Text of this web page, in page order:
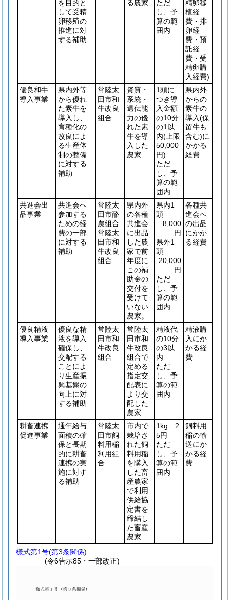
を目的と
して受精
卵移殖の
推進に対
する補助
る農家
ただ
し、予
算の範
囲内
精卵移
植経
費・排
卵経
費・預
託経
費・受
精卵購
入経費)
優良和牛
導入事業
県内外等
から優れ
た素牛を
導入し、
育種化の
改良によ
る生産体
制の整備
に対する
補助
常陸太
田市和
牛改良
組合
資質・
系統・
遺伝能
力の優
れた素
牛を導
入した
農家
1頭に
つき導
入金額
の10分
の1以
内(上限
50,000
円)
ただ
し、予
算の範
囲内
県内外
からの
素牛の
導入(保
留牛も
含む)に
かかる
経費
共進会出
品事業
共進会へ
参加する
ための経
費の一部
に対する
補助
常陸太
田市酪
農組合
常陸太
田市和
牛改良
組合
県内外
の各種
共進会
に出品
した農
家で前
年度に
この補
助金の
交付を
受けて
いない
農家。
県内1
頭
8,000
円
県外1
頭
20,000
円
ただ
し、予
算の範
囲内
各種共
進会へ
の出品
にかか
る経費
優良精液
導入事業
優良な精
液を導入
確保し、
交配する
ことによ
り生産振
興基盤の
向上に対
する補助
常陸太
田市和
牛改良
組合
常陸太
田市和
牛改良
組合で
定める
指定交
配表に
より交
配した
農家
精液代
の10分
の3以
内
ただ
し、予
算の範
囲内
精液購
入にか
かる経
費
耕畜連携
促進事業
通年給与
面積の確
保と長期
的に耕畜
連携の実
施に対す
る補助
常陸太
田市飼
料用稲
利用組
合
市内で
栽培さ
れた飼
料用稲
を購入
した畜
産農家
で利用
供給協
定書を
締結し
た畜産
農家
1kg 2.
5円
ただ
し、予
算の範
囲内
飼料用
稲の輸
送にか
かる経
費
様式第1号(第3条関係)
(令6告示85・一部改正)